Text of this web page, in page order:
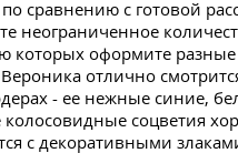
сравнению с готовой
неограниченное
которых оформите разные
Вероника отлично
- ее нежные синие,
колосовидные соцветия
с декоративными